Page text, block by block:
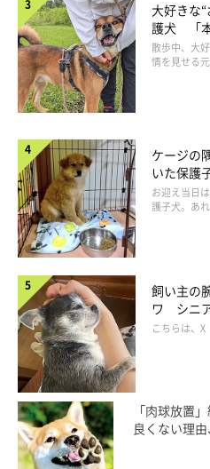
大好きな
護犬 「
表情にほ
散歩中、大
情を見せる
ケージの
いた保護
服し頼も
お迎え当日
護子犬。あ
飼い主の
ワ シニ
かな暮ら
こちらは、
「肉球放置
良くない理